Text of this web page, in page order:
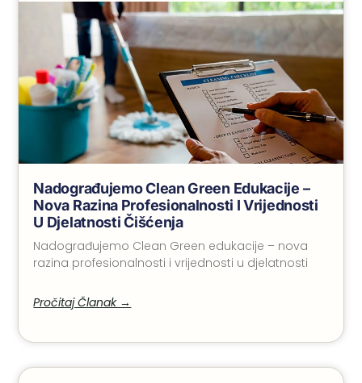
Nadograđujemo Clean Green Edukacije –
Nova Razina Profesionalnosti I Vrijednosti
U Djelatnosti Čišćenja
Nadograđujemo Clean Green edukacije – nova
razina profesionalnosti i vrijednosti u djelatnosti
Pročitaj Članak →